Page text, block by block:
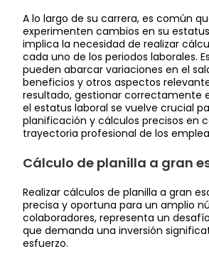
A lo largo de su carrera, es común
experimenten cambios en su
implica la necesidad de realizar
cada uno de los periodos laborales.
pueden abarcar variaciones en el
beneficios y otros aspectos
resultado, gestionar correctamente
el estatus laboral se vuelve crucial
planificación y cálculos precisos en
trayectoria profesional de los
Cálculo de planilla a gran
Realizar cálculos de planilla a gran
precisa y oportuna para un amplio
colaboradores, representa un
que demanda una inversión
esfuerzo.